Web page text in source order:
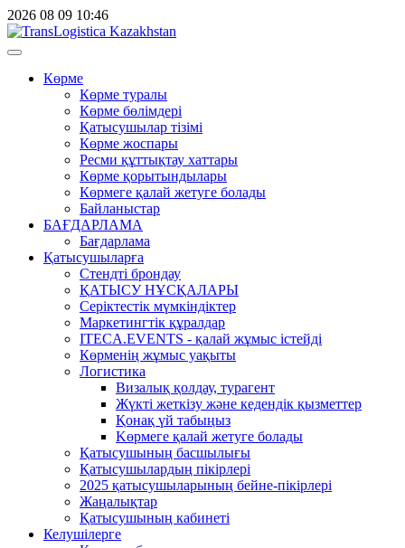
2026 08 09 10:46
Көрме
Көрме туралы
Көрме бөлімдері
Қатысушылар тізімі
Көрме жоспары
Ресми құттықтау хаттары
Көрме қорытындылары
Көрмеге қалай жетуге болады
Байланыстар
БАҒДАРЛАМА
Бағдарлама
Қатысушыларға
Стендті брондау
ҚАТЫСУ НҰСҚАЛАРЫ
Серіктестік мүмкіндіктер
Маркетингтік құралдар
ITECA.EVENTS - қалай жұмыс істейді
Көрменің жұмыс уақыты
Логистика
Визалық қолдау, турагент
Жүкті жеткізу және кедендік қызметтер
Қонақ үй табыңыз
Kөрмеге қалай жетуге болады
Қатысушының басшылығы
Қатысушылардың пікірлері
2025 қатысушыларының бейне-пікірлері
Жаңалықтар
Қатысушының кабинеті
Келушілерге